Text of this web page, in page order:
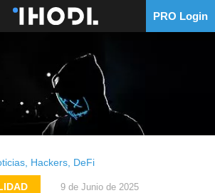
PRO Login
Hackers DeFi
9 de Junio de 2025